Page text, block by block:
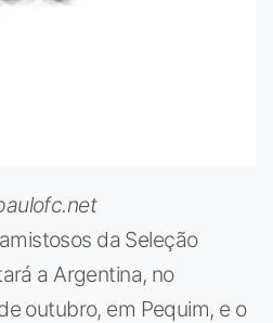
da Seleção
a Argentina, no
outubro, em Pequim, e o